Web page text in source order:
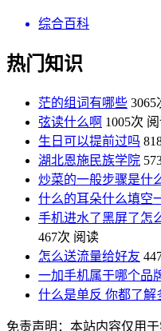
综合百科
热门知识
茫的组词有哪些 3065
弦读什么啊 1005次
生日可以提前过吗
湖北恩施民族学院
炒菜的一般步骤是什
什么的耳朵什么填空
手机进水了黑屏了怎
467次 阅读
怎么送流量给好友
一加手机属于哪个品
什么是单反 你都了解
免责声明：本站内容仅用